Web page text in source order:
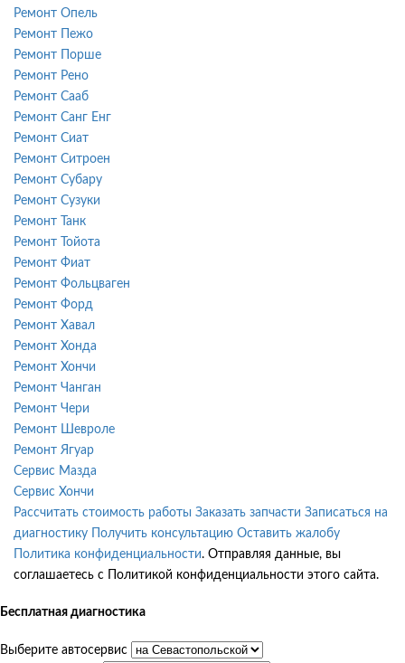
Ремонт Опель
Ремонт Пежо
Ремонт Порше
Ремонт Рено
Ремонт Сааб
Ремонт Санг Енг
Ремонт Сиат
Ремонт Ситроен
Ремонт Субару
Ремонт Сузуки
Ремонт Танк
Ремонт Тойота
Ремонт Фиат
Ремонт Фольцваген
Ремонт Форд
Ремонт Хавал
Ремонт Хонда
Ремонт Хончи
Ремонт Чанган
Ремонт Чери
Ремонт Шевроле
Ремонт Ягуар
Сервис Мазда
Сервис Хончи
Рассчитать стоимость работы Заказать запчасти Записаться на
диагностику
Получить консультацию Оставить жалобу
Политика конфиденциальности. Отправляя данные, вы
соглашаетесь с Политикой конфиденциальности этого сайта.
Бесплатная диагностика
Выберите автосервис